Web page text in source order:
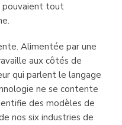
pouvaient tout
Alimentée par une
aux côtés de
qui parlent le langage
ne se contente
des modèles de
nos six industries de